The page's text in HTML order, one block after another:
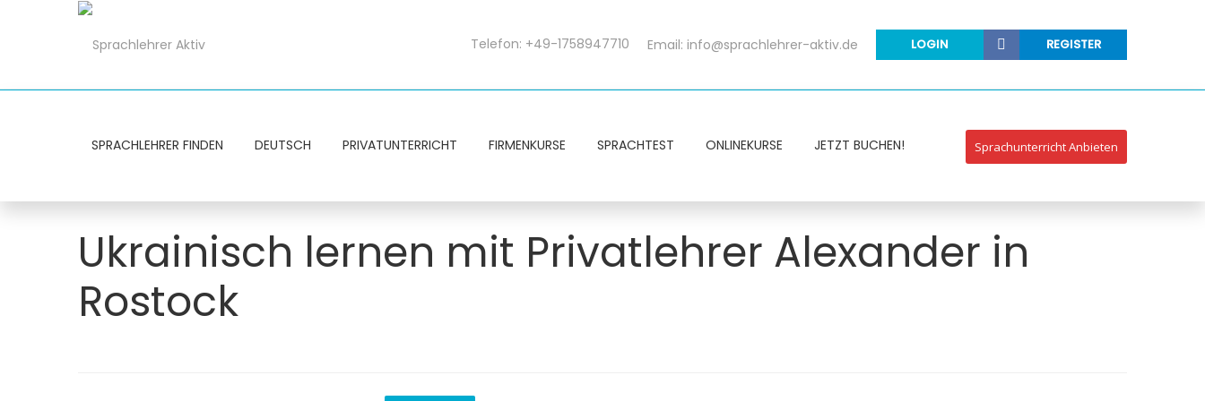
LOGIN REGISTER
Telefon: +49-1758947710 Email: info@sprachlehrer-aktiv.de
SPRACHLEHRER FINDEN DEUTSCH PRIVATUNTERRICHT FIRMENKURSE SPRACHTEST ONLINEKURSE JETZT BUCHEN! Sprachunterricht Anbieten
Ukrainisch lernen mit Privatlehrer Alexander in
Rostock